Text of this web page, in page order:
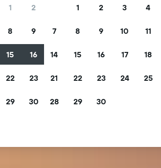
1 2
8 9
15 16
22 23
29 30
1 2 3 4
7 8 9 10 11
14 15 16 17 18
21 22 23 24 25
28 29 30